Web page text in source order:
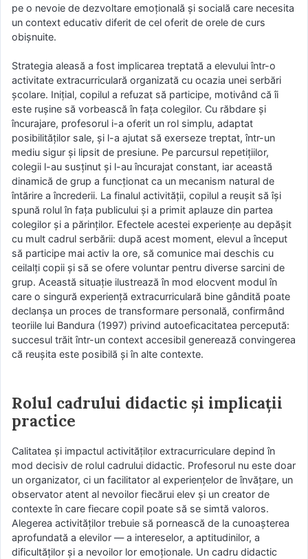
pe o nevoie de dezvoltare emoțională și socială care necesita
un context educativ diferit de cel oferit de orele de curs
obișnuite.
Strategia aleasă a fost implicarea treptată a elevului într-o
activitate extracurriculară organizată cu ocazia unei serbări
școlare. Inițial, copilul a refuzat să participe, motivând că îi
este rușine să vorbească în fața colegilor. Cu răbdare și
încurajare, profesorul i-a oferit un rol simplu, adaptat
posibilităților sale, și l-a ajutat să exerseze treptat, într-un
mediu sigur și lipsit de presiune. Pe parcursul repetițiilor,
colegii l-au susținut și l-au încurajat constant, iar această
dinamică de grup a funcționat ca un mecanism natural de
întărire a încrederii. La finalul activității, copilul a reușit să își
spună rolul în fața publicului și a primit aplauze din partea
colegilor și a părinților. Efectele acestei experiențe au depășit
cu mult cadrul serbării: după acest moment, elevul a început
să participe mai activ la ore, să comunice mai deschis cu
ceilalți copii și să se ofere voluntar pentru diverse sarcini de
grup. Această situație ilustrează în mod elocvent modul în
care o singură experiență extracurriculară bine gândită poate
declanșa un proces de transformare personală, confirmând
teoriile lui Bandura (1997) privind autoeficacitatea percepută:
succesul trăit într-un context accesibil generează convingerea
că reușita este posibilă și în alte contexte.
Rolul cadrului didactic și implicații
practice
Calitatea și impactul activităților extracurriculare depind în
mod decisiv de rolul cadrului didactic. Profesorul nu este doar
un organizator, ci un facilitator al experiențelor de învățare, un
observator atent al nevoilor fiecărui elev și un creator de
contexte în care fiecare copil poate să se simtă valoros.
Alegerea activităților trebuie să pornească de la cunoașterea
aprofundată a elevilor — a intereselor, a aptitudinilor, a
dificultăților și a nevoilor lor emoționale. Un cadru didactic